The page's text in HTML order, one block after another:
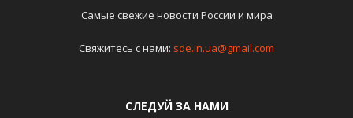
Самые свежие новости России и мира
Свяжитесь с нами: sde.in.ua@gmail.com
СЛЕДУЙ ЗА НАМИ